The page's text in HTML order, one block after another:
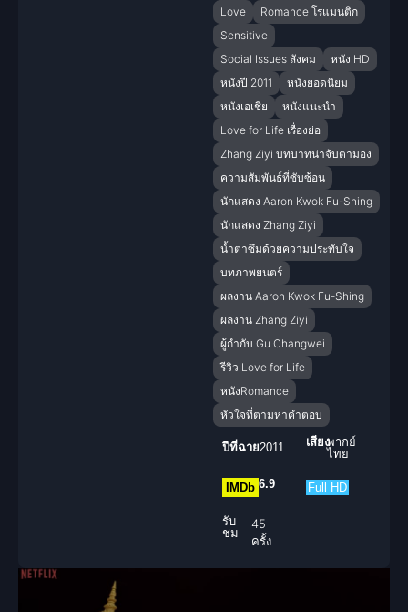
Love
Romance โรแมนติก
Sensitive
Social Issues สังคม
หนัง HD
หนังปี 2011
หนังยอดนิยม
หนังเอเชีย
หนังแนะนำ
Love for Life เรื่องย่อ
Zhang Ziyi บทบาทน่าจับตามอง
ความสัมพันธ์ที่ซับซ้อน
นักแสดง Aaron Kwok Fu-Shing
นักแสดง Zhang Ziyi
น้ำตาซึมด้วยความประทับใจ
บทภาพยนตร์
ผลงาน Aaron Kwok Fu-Shing
ผลงาน Zhang Ziyi
ผู้กำกับ Gu Changwei
รีวิว Love for Life
หนังRomance
หัวใจที่ตามหาคำตอบ
ปีที่ฉาย2011 เสียงพากย์
ไทย
IMDb 6.9 Full HD
รับ
ชม
45
ครั้ง